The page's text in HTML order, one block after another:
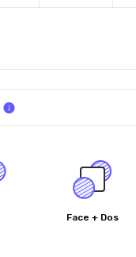
Face + Dos